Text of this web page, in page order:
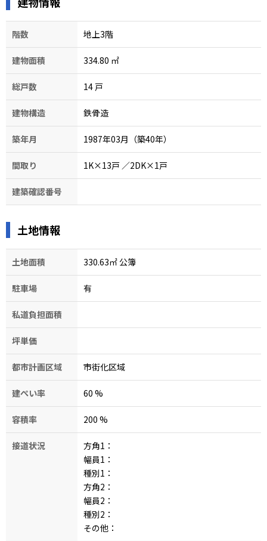
階数 地上3階
建物面積 334.80 ㎡
総戸数 14 戸
建物構造 鉄骨造
築年月 1987年03月（築40年）
間取り 1K×13戸 ／2DK×1戸
建築確認番号
土地情報
土地面積 330.63㎡ 公簿
駐車場 有
私道負担面積
坪単価
都市計画区域 市街化区域
建ぺい率 60 %
容積率 200 %
接道状況
方角1：
幅員1：
種別1：
方角2：
幅員2：
種別2：
その他：